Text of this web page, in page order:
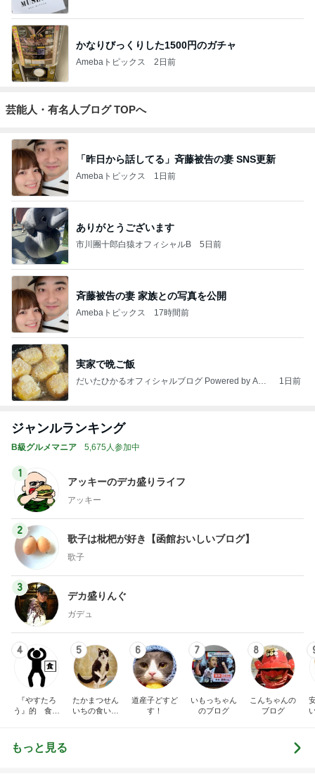
かなりびっくりした1500円のガチャ
Amebaトピックス 2日前
芸能人・有名人ブログ TOPへ
「昨日から話してる」斉藤被告の妻 SNS更新
Amebaトピックス 1日前
ありがとうございます
市川團十郎白猿オフィシャルB 5日前
斉藤被告の妻 家族との写真を公開
Amebaトピックス 17時間前
実家で晩ご飯
だいたひかるオフィシャルブログ Powered by Ame
1日前
ジャンルランキング
B級グルメマニア 5,675人参加中
1
アッキーのデカ盛りライフ
アッキー
2
歌子は枇杷が好き【函館おいしいブログ】
歌子
3
デカ盛りんぐ
ガデュ
4
『やすたろ
う』的 食の
5
たかまつせん
いちの食い散
6
道産子どすど
す！
7
いもっちゃん
のブログ
8
こんちゃんの
ブログ
もっと見る